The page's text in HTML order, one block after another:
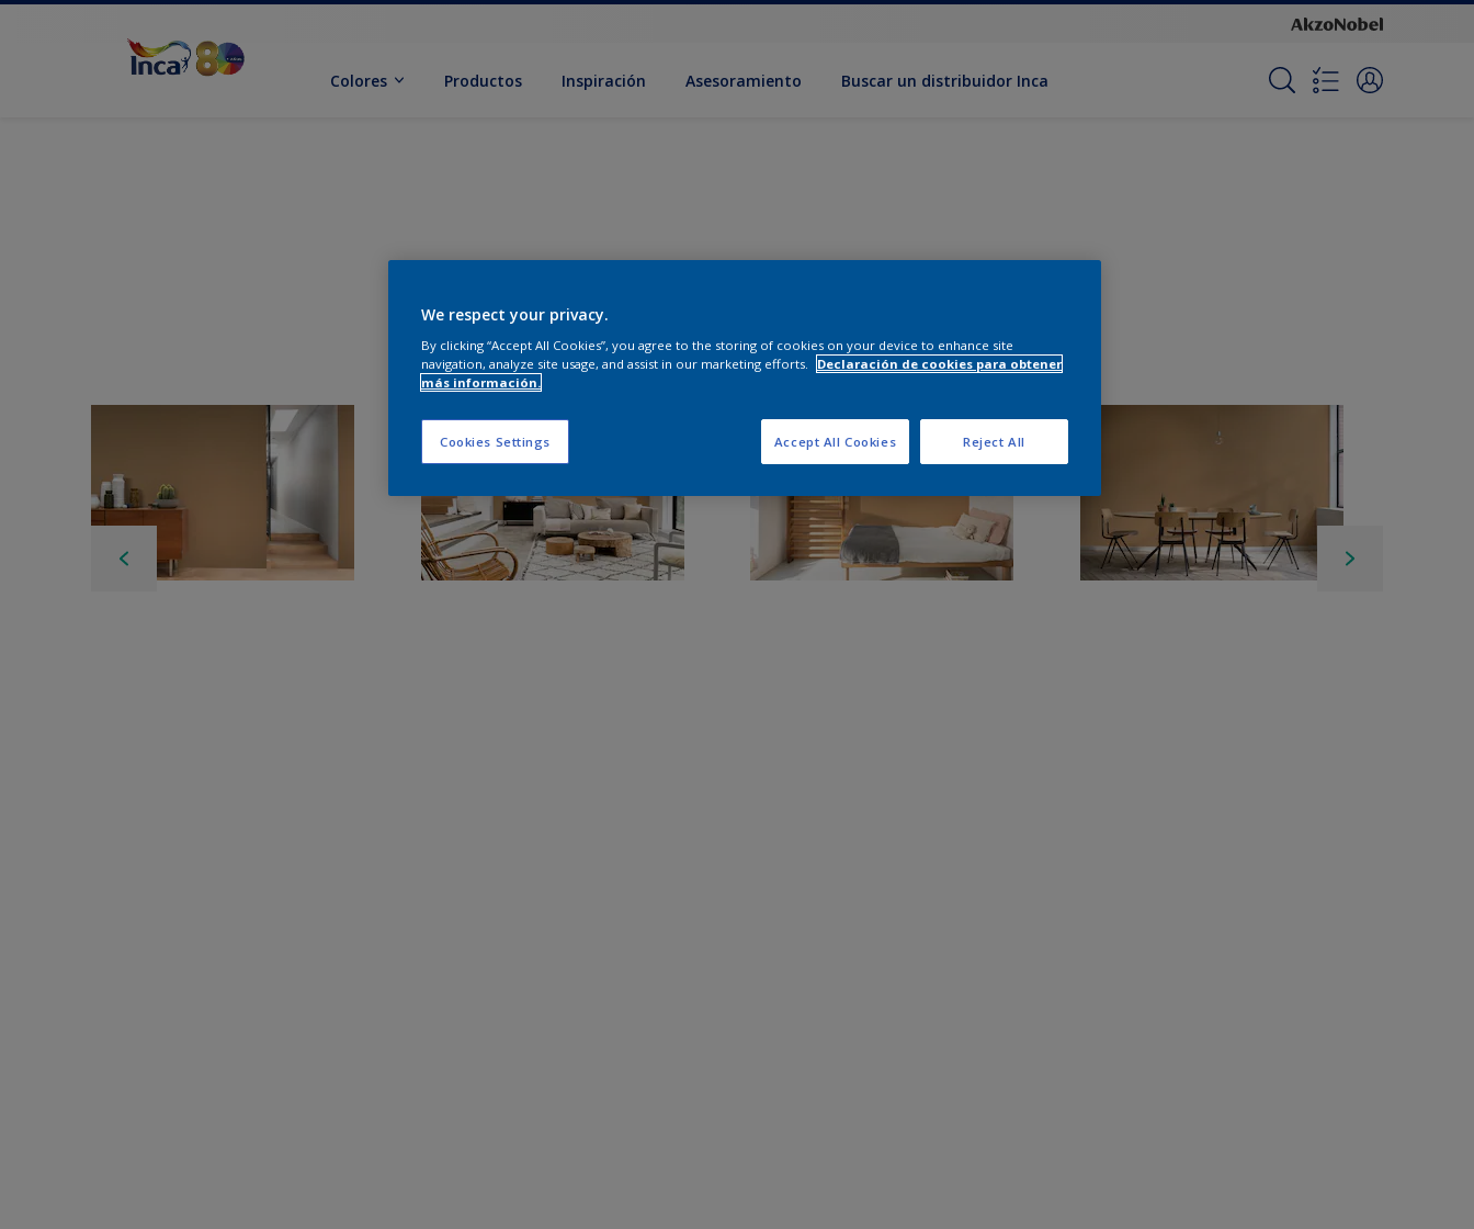
Colores Productos Inspiración Asesoramiento Buscar un distribuidor Inca
We respect your privacy.
By clicking “Accept All Cookies”, you agree to the storing of cookies on your device to enhance site
navigation, analyze site usage, and assist in our marketing efforts.
Declaración de cookies para obtener
más información.
Cookies Settings Reject All
Accept All Cookies